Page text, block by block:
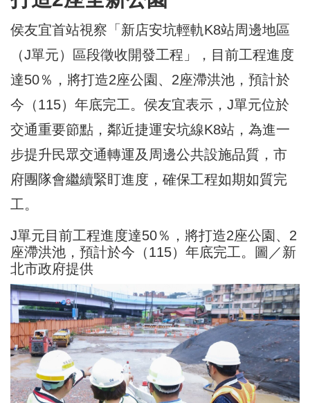
侯友宜首站視察「新店安坑輕軌K8站周邊地區
（J單元）區段徵收開發工程」，目前工程進度
達50％，將打造2座公園、2座滯洪池，預計於
今（115）年底完工。侯友宜表示，J單元位於
交通重要節點，鄰近捷運安坑線K8站，為進一
步提升民眾交通轉運及周邊公共設施品質，市
府團隊會繼續緊盯進度，確保工程如期如質完
工。
J單元目前工程進度達50％，將打造2座公園、2
座滯洪池，預計於今（115）年底完工。圖／新
北市政府提供